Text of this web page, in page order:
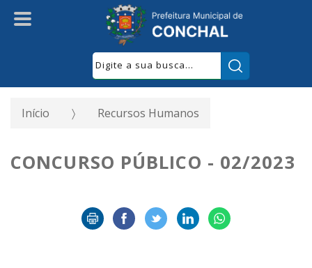
Início Recursos Humanos
CONCURSO PÚBLICO - 02/2023